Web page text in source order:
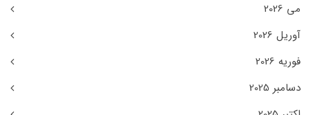
می 2026
آوریل 2026
فوریه 2026
دسامبر 2025